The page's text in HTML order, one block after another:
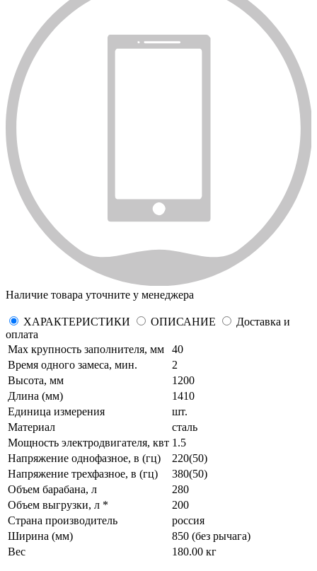
Наличие товара уточните у менеджера
ХАРАКТЕРИСТИКИ ОПИСАНИЕ
Доставка и
оплата
Max крупность заполнителя, мм
40
Время одного замеса, мин.
2
Высота, мм
1200
Длина (мм)
1410
Единица измерения
шт.
Материал
сталь
Мощность электродвигателя, квт 1.5
Напряжение однофазное, в (гц)
220(50)
Напряжение трехфазное, в (гц)
380(50)
Объем барабана, л
280
Объем выгрузки, л *
200
Страна производитель
россия
Ширина (мм)
850 (без рычага)
Вес
180.00 кг